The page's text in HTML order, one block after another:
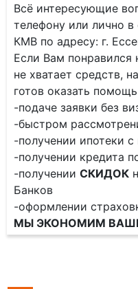
Всё интересующие
телефону или лично
КМВ по адресу: г.
Если Вам понравился
не хватает средств,
готов оказать
-подаче заявки без
-быстром
-получении ипотеки
-получении кредита
-получении СКИДОК
Банков
-оформлении
МЫ ЭКОНОМИМ